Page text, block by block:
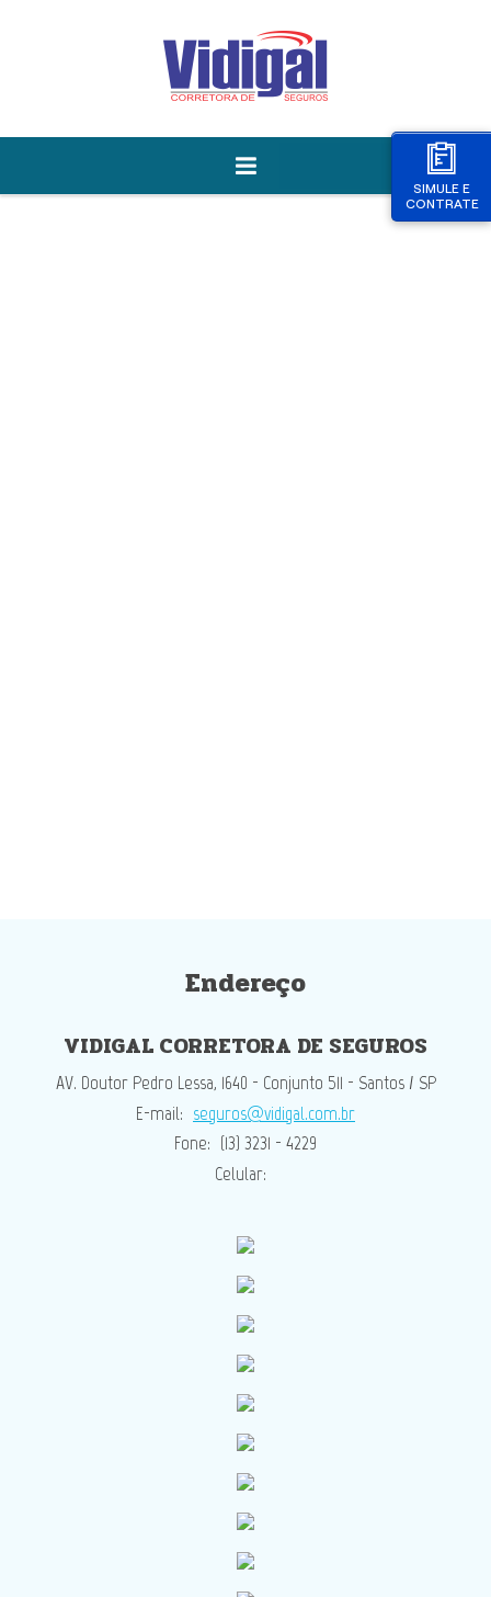
SIMULE E
CONTRATE
Endereço
VIDIGAL CORRETORA DE SEGUROS
AV. Doutor Pedro Lessa, 1640 - Conjunto 511 - Santos / SP
E-mail: seguros@vidigal.com.br
Fone: (13) 3231 - 4229
Celular: